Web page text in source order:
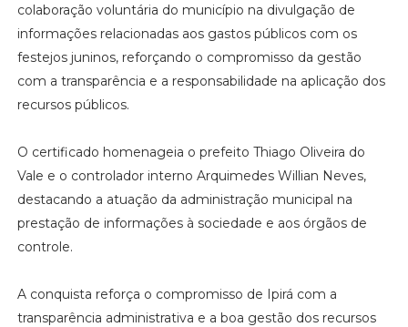
colaboração voluntária do município na divulgação de
informações relacionadas aos gastos públicos com os
festejos juninos, reforçando o compromisso da gestão
com a transparência e a responsabilidade na aplicação dos
recursos públicos.
O certificado homenageia o prefeito Thiago Oliveira do
Vale e o controlador interno Arquimedes Willian Neves,
destacando a atuação da administração municipal na
prestação de informações à sociedade e aos órgãos de
controle.
A conquista reforça o compromisso de Ipirá com a
transparência administrativa e a boa gestão dos recursos